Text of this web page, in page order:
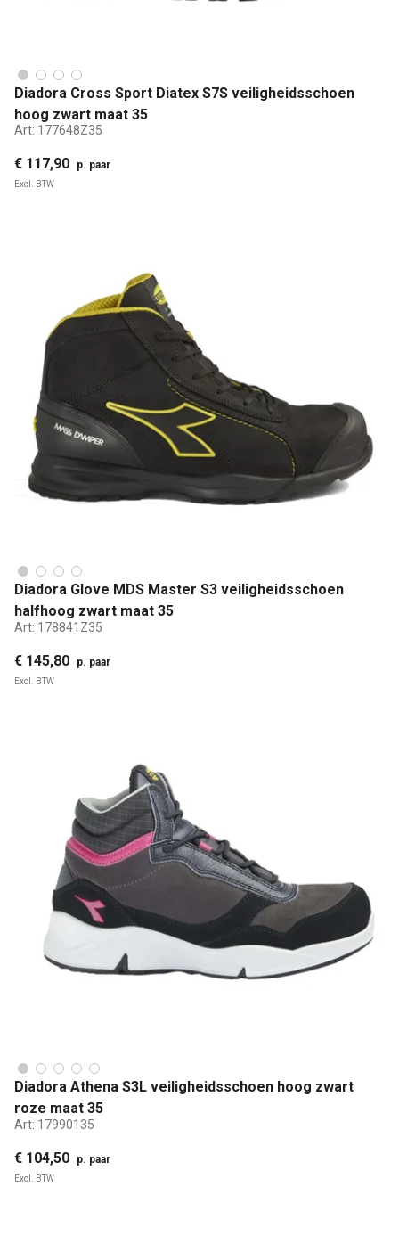
Diadora Cross Sport Diatex S7S veiligheidsschoen
hoog zwart maat 35
Art: 177648Z35
€ 117,90 p. paar
Excl. BTW
Diadora Glove MDS Master S3 veiligheidsschoen
halfhoog zwart maat 35
Art: 178841Z35
€ 145,80 p. paar
Excl. BTW
Diadora Athena S3L veiligheidsschoen hoog zwart
roze maat 35
Art: 17990135
€ 104,50 p. paar
Excl. BTW